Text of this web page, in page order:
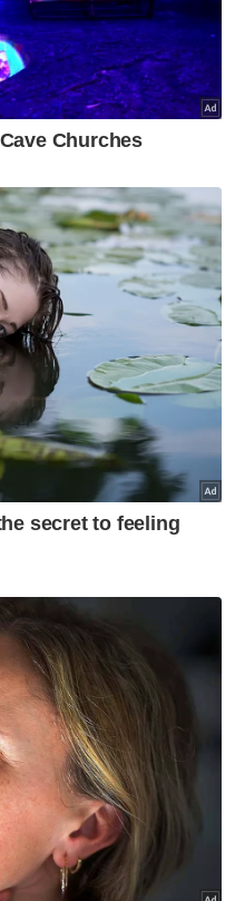
terbabas
bahaya: Polis
penumpang
cuba selamatkan
ikan
direman
siasatan kes